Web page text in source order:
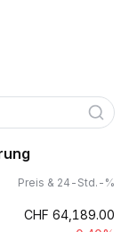
Preis & 24-Std.-%
CHF 64,189.00